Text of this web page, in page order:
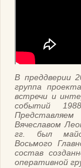
В преддверии
группа
встречи и
событий
Вячеславом
гг. был
Восьмого
состав
оперативной